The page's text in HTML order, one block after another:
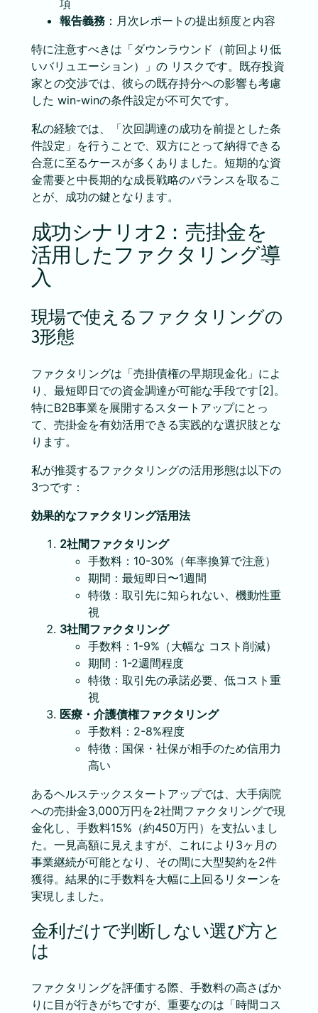
項
報告義務：月次レポートの提出頻度と内容
特に注意すべきは「ダウンラウンド（前回より低
いバリュエーション）」の リスクです。既存投資
家との交渉では、彼らの既存持分への影響も考慮
した win-winの条件設定が不可欠です。
私の経験では、「次回調達の成功を前提とした条
件設定」を行うことで、双方にとって納得できる
合意に至るケースが多くありました。短期的な資
金需要と中長期的な成長戦略のバランスを取るこ
とが、成功の鍵となります。
成功シナリオ2：売掛金を
活用したファクタリング導
入
現場で使えるファクタリングの
3形態
ファクタリングは「売掛債権の早期現金化」によ
り、最短即日での資金調達が可能な手段です[2]。
特にB2B事業を展開するスタートアップにとっ
て、売掛金を有効活用できる実践的な選択肢とな
ります。
私が推奨するファクタリングの活用形態は以下の
3つです：
効果的なファクタリング活用法
2社間ファクタリング
手数料：10-30%（年率換算で注意）
期間：最短即日〜1週間
特徴：取引先に知られない、機動性重
視
3社間ファクタリング
手数料：1-9%（大幅な コスト削減）
期間：1-2週間程度
特徴：取引先の承諾必要、低コスト重
視
医療・介護債権ファクタリング
手数料：2-8%程度
特徴：国保・社保が相手のため信用力
高い
あるヘルステックスタートアップでは、大手病院
への売掛金3,000万円を2社間ファクタリングで現
金化し、手数料15%（約450万円）を支払いまし
た。一見高額に見えますが、これにより3ヶ月の
事業継続が可能となり、その間に大型契約を2件
獲得。結果的に手数料を大幅に上回るリターンを
実現しました。
金利だけで判断しない選び方と
は
ファクタリングを評価する際、手数料の高さばか
りに目が行きがちですが、重要なのは「時間コス